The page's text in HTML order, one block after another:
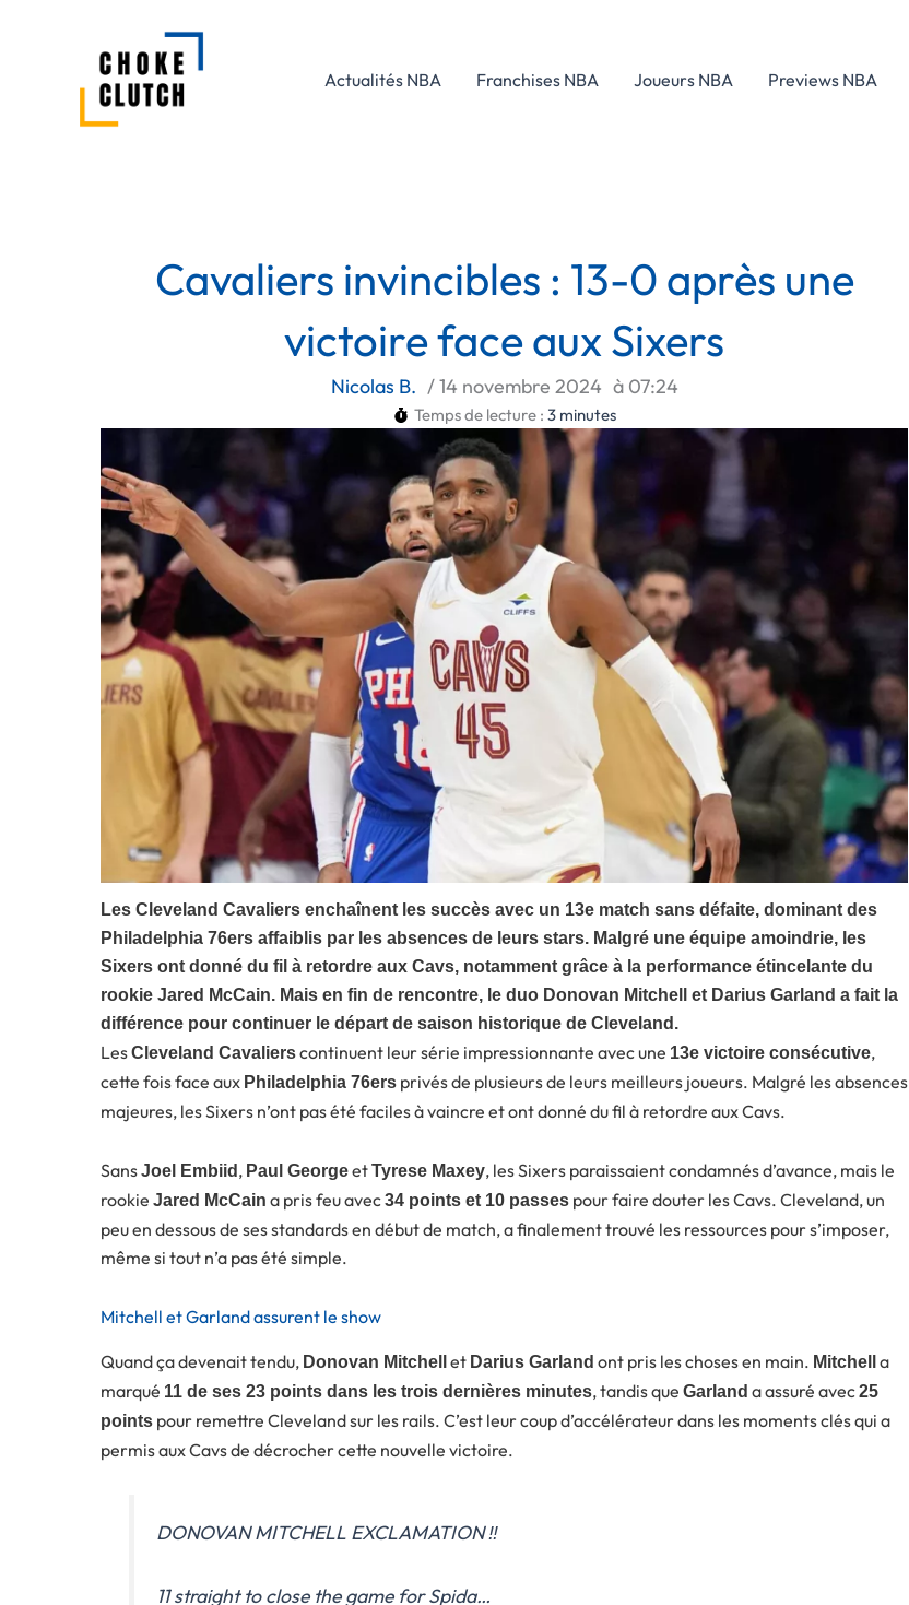
Actualités NBA Franchises NBA Joueurs NBA Previews NBA
Cavaliers invincibles : 13-0 après une
victoire face aux Sixers
Nicolas B. /14 novembre 2024 à 07:24
Temps de lecture : 3minutes
Les Cleveland Cavaliers enchaînent les succès avec un 13e match sans défaite, dominant des
Philadelphia 76ers affaiblis par les absences de leurs stars. Malgré une équipe amoindrie, les
Sixers ont donné du fil à retordre aux Cavs, notamment grâce à la performance étincelante du
rookie Jared McCain. Mais en fin de rencontre, le duo Donovan Mitchell et Darius Garland a fait la
différence pour continuer le départ de saison historique de Cleveland.
LesCleveland Cavalierscontinuent leur série impressionnante avec une 13e victoire consécutive,
cette fois face aux Philadelphia 76ers privés de plusieurs de leurs meilleurs joueurs. Malgré les absences
majeures, les Sixers n’ont pas été faciles à vaincre et ont donné du fil à retordre aux Cavs.
SansJoel Embiid , Paul GeorgeetTyrese Maxey, les Sixers paraissaient condamnés d’avance, mais le
rookie Jared McCain a pris feu avec34 points et 10 passes pour faire douter les Cavs. Cleveland, un
peu en dessous de ses standards en début de match, a finalement trouvé les ressources pour s’imposer,
même si tout n’a pas été simple.
Mitchell et Garland assurent le show
Quand ça devenait tendu, Donovan Mitchell et Darius Garland ont pris les choses en main. Mitchell
a
marqué 11 de ses 23 points dans les trois dernières minutes, tandis que Garland a assuré avec25
points pour remettre Cleveland sur les rails. C’est leur coup d’accélérateur dans les moments clés qui a
permis aux Cavs de décrocher cette nouvelle victoire.
DONOVAN MITCHELL EXCLAMATION ‼️
11 straight to close the game for Spida…